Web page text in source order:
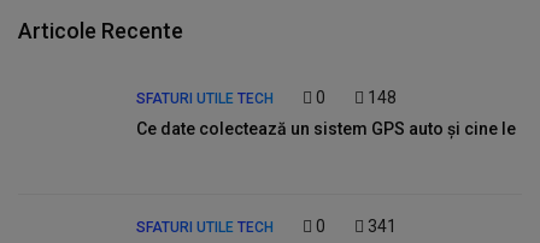
Articole Recente
SFATURI UTILE TECH 0
148
Ce date colectează un sistem GPS auto și cine le
SFATURI UTILE TECH 0 341